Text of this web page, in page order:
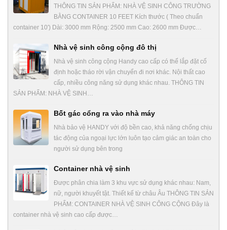
THÔNG TIN SẢN PHẨM: NHÀ VỆ SINH CÔNG TRƯỜNG
BẰNG CONTAINER 10 FEET Kích thước ( Theo chuẩn
container 10′) Dài: 3000 mm Rộng: 2500 mm Cao: 2600 mm Được…
Nhà vệ sinh công cộng đô thị
Nhà vệ sinh công cộng Handy cao cấp có thể lắp đặt cố
định hoặc tháo rời vận chuyển đi nơi khác. Nội thất cao
cấp, nhiều công năng sử dụng khác nhau. THÔNG TIN
SẢN PHẨM: NHÀ VỆ SINH…
Bốt gác cổng ra vào nhà máy
Nhà bảo vệ HANDY với độ bền cao, khả năng chống chịu
tác động của ngoại lực lớn luôn tạo cảm giác an toàn cho
người sử dụng bên trong
Container nhà vệ sinh
Được phân chia làm 3 khu vực sử dụng khác nhau: Nam,
nữ, người khuyết tật. Thiết kế từ châu Âu THÔNG TIN SẢN
PHẨM: CONTAINER NHÀ VỆ SINH CÔNG CỘNG Đây là
container nhà vệ sinh cao cấp được…